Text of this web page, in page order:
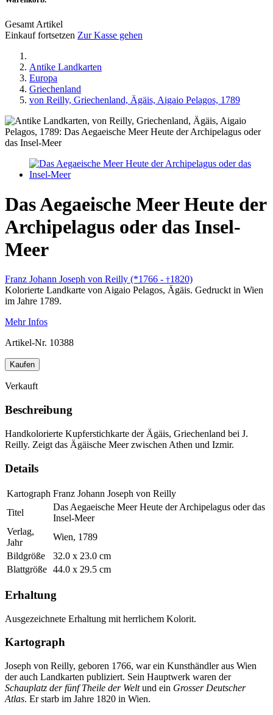
Gesamt Artikel
Einkauf fortsetzen Zur Kasse gehen
Antike Landkarten
Europa
Griechenland
von Reilly, Griechenland, Ägäis, Aigaio Pelagos, 1789
Das Aegaeische Meer Heute der
Archipelagus oder das Insel-
Meer
Franz Johann Joseph von Reilly (*1766 - †1820)
Kolorierte Landkarte von Aigaio Pelagos, Ägäis. Gedruckt in Wien
im Jahre 1789.
Mehr Infos
Artikel-Nr. 10388
Kaufen
Verkauft
Beschreibung
Handkolorierte Kupferstichkarte der Ägäis, Griechenland bei J.
Reilly. Zeigt das Ägäische Meer zwischen Athen und Izmir.
Details
Kartograph Franz Johann Joseph von Reilly
Titel
Das Aegaeische Meer Heute der Archipelagus oder das
Insel-Meer
Verlag,
Jahr
Wien, 1789
Bildgröße
32.0 x 23.0 cm
Blattgröße 44.0 x 29.5 cm
Erhaltung
Ausgezeichnete Erhaltung mit herrlichem Kolorit.
Kartograph
Joseph von Reilly, geboren 1766, war ein Kunsthändler aus Wien
der auch Landkarten publiziert. Sein Hauptwerk waren der
Schauplatz der fünf Theile der Weltund ein Grosser Deutscher
Atlas. Er starb im Jahre 1820 in Wien.